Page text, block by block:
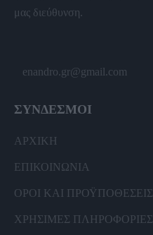
μας διεύθυνση.
enandro.gr@gmail.com
ΣΥΝΔΕΣΜΟΙ
ΑΡΧΙΚΗ
ΕΠΙΚΟΙΝΩΝΙΑ
ΟΡΟΙ ΚΑΙ ΠΡΟΫΠΟΘΕΣΕΙΣ
ΧΡΗΣΙΜΕΣ ΠΛΗΡΟΦΟΡΙΕΣ